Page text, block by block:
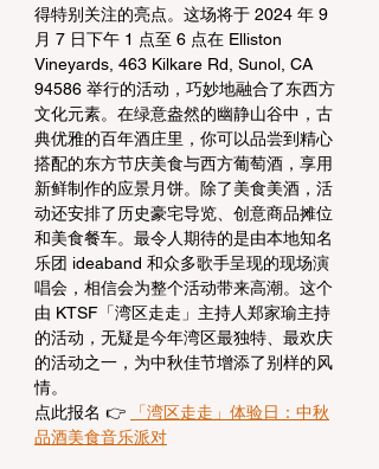
得特别关注的亮点。这场将于 2024 年 9
月 7 日下午 1 点至 6 点在 Elliston
Vineyards, 463 Kilkare Rd, Sunol, CA
94586 举行的活动，巧妙地融合了东西方
文化元素。在绿意盎然的幽静山谷中，古
典优雅的百年酒庄里，你可以品尝到精心
搭配的东方节庆美食与西方葡萄酒，享用
新鲜制作的应景月饼。除了美食美酒，活
动还安排了历史豪宅导览、创意商品摊位
和美食餐车。最令人期待的是由本地知名
乐团 ideaband 和众多歌手呈现的现场演
唱会，相信会为整个活动带来高潮。这个
由 KTSF「湾区走走」主持人郑家瑜主持
的活动，无疑是今年湾区最独特、最欢庆
的活动之一，为中秋佳节增添了别样的风
情。
点此报名 👉
「湾区走走」体验日：中秋
品酒美食音乐派对